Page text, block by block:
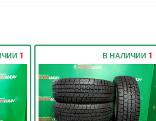
1 В НАЛИЧИИ 1